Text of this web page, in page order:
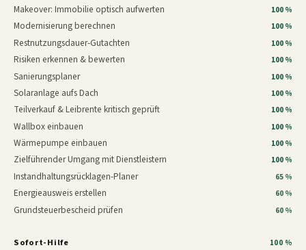
Makeover: Immobilie optisch aufwerten 100 %
Modernisierung berechnen 100 %
Restnutzungsdauer-Gutachten 100 %
Risiken erkennen & bewerten 100 %
Sanierungsplaner 100 %
Solaranlage aufs Dach 100 %
Teilverkauf & Leibrente kritisch geprüft 100 %
Wallbox einbauen 100 %
Wärmepumpe einbauen 100 %
Zielführender Umgang mit Dienstleistern 100 %
Instandhaltungsrücklagen-Planer 65 %
Energieausweis erstellen 60 %
Grundsteuerbescheid prüfen 60 %
Sofort-Hilfe 100 %